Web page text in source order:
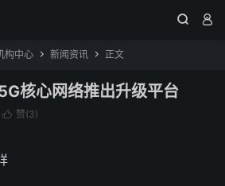
 
构中心  新闻资讯  正文
核心网络推出升级平台
 赞(3)